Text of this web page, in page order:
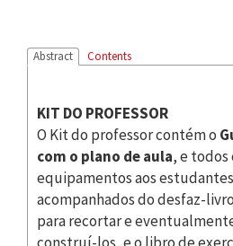
Abstract Contents
KIT DO PROFESSOR
O Kit do professor contém o
com o plano de aula, e todos
equipamentos aos
acompanhados do desfaz-
para recortar e
construí-los, e o libro de